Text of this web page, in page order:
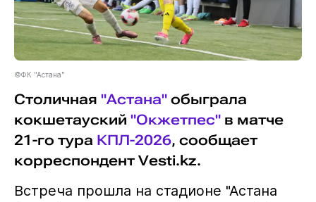
©ФК "Астана"
Столичная "Астана"обыграла
кокшетауский "Окжетпес"в матче
21-го тура КПЛ-2026, сообщает
корреспондент Vesti.kz.
Встреча прошла на стадионе "Астана